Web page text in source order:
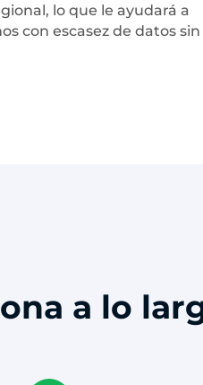
lo que le ayudará a
con escasez de datos sin
a lo